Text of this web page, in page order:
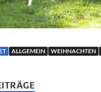
ALLGEMEIN WEIHNACHTEN